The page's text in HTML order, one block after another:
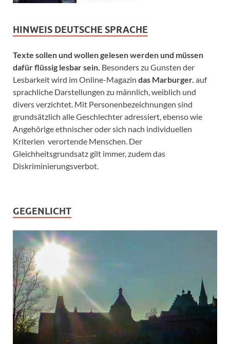
HINWEIS DEUTSCHE SPRACHE
Texte sollen und wollen gelesen werden und müssen
dafür flüssig lesbar sein. Besonders zu Gunsten der
Lesbarkeit wird im Online-Magazin das Marburger. auf
sprachliche Darstellungen zu männlich, weiblich und
divers verzichtet. Mit Personenbezeichnungen sind
grundsätzlich alle Geschlechter adressiert, ebenso wie
Angehörige ethnischer oder sich nach individuellen
Kriterien verortende Menschen. Der
Gleichheitsgrundsatz gilt immer, zudem das
Diskriminierungsverbot.
GEGENLICHT